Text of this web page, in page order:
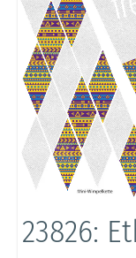
23826: